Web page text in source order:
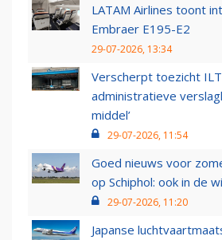
LATAM Airlines toont
Embraer E195-E2
29-07-2026, 13:34
Verscherpt toezicht
administratieve
middel’
29-07-2026, 11:54
Goed nieuws voor
op Schiphol: ook in de
29-07-2026, 11:20
Japanse